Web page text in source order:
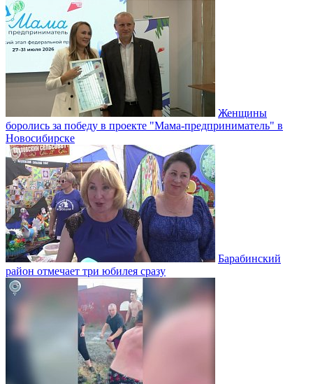
Женщины
боролись за победу в проекте "Мама-предприниматель" в
Новосибирске
Барабинский
район отмечает три юбилея сразу